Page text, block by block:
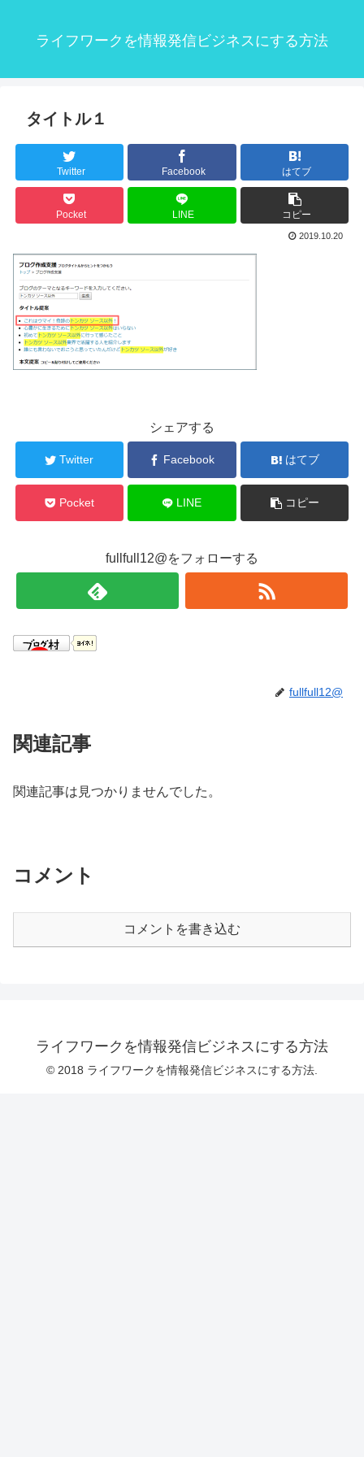
ライフワークを情報発信ビジネスにする方法
タイトル１
Twitter Facebook はてブ
Pocket LINE コピー
2019.10.20
シェアする
Twitter Facebook はてブ
Pocket LINE コピー
fullfull12@をフォローする
fullfull12@
関連記事
関連記事は見つかりませんでした。
コメント
コメントを書き込む
ライフワークを情報発信ビジネスにする方法
© 2018 ライフワークを情報発信ビジネスにする方法.